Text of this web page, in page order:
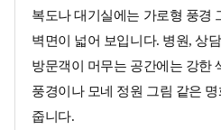
복도나 대기실에는 가로형 풍경
벽면이 넓어 보입니다. 병원, 상
방문객이 머무는 공간에는 강한
풍경이나 모네 정원 그림 같은
줍니다.